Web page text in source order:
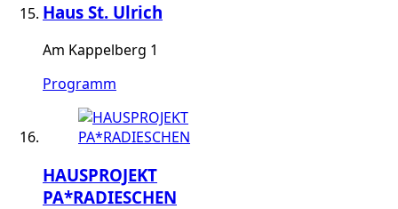
Haus St. Ulrich
Am Kappelberg 1
Programm
HAUSPROJEKT
PA*RADIESCHEN